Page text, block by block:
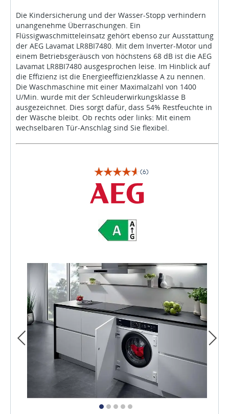
Die Kindersicherung und der Wasser-Stopp verhindern
unangenehme Überraschungen. Ein
Flüssigwaschmitteleinsatz gehört ebenso zur Ausstattung
der AEG Lavamat LR8BI7480. Mit dem Inverter-Motor und
einem Betriebsgeräusch von höchstens 68 dB ist die AEG
Lavamat LR8BI7480 ausgesprochen leise. Im Hinblick auf
die Effizienz ist die Energieeffizienzklasse A zu nennen.
Die Waschmaschine mit einer Maximalzahl von 1400
U/Min. wurde mit der Schleuderwirkungsklasse B
ausgezeichnet. Dies sorgt dafür, dass 54% Restfeuchte in
der Wäsche bleibt. Ob rechts oder links: Mit einem
wechselbaren Tür-Anschlag sind Sie flexibel.
(6)